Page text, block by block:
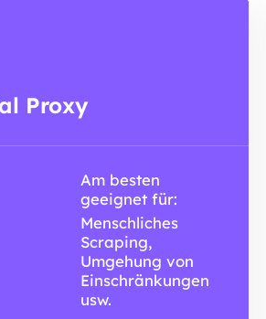
Proxy
Am besten
geeignet für:
Menschliches
Scraping,
Umgehung von
Einschränkungen
usw.